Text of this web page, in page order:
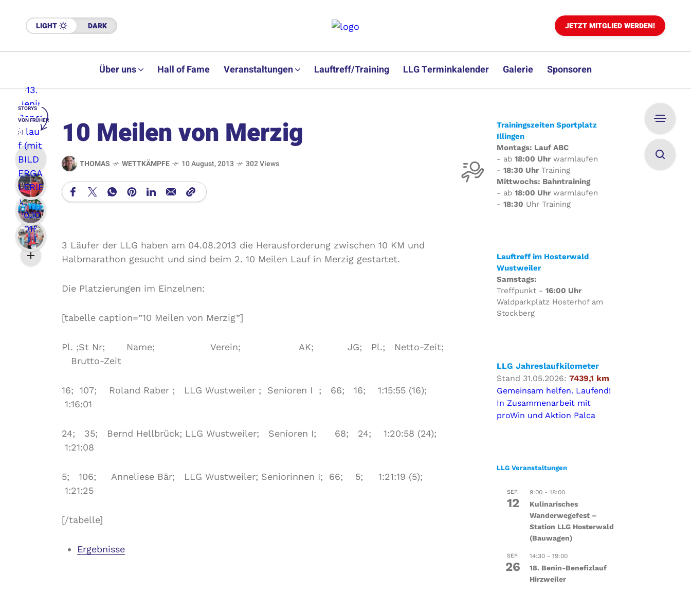
LIGHT DARK JETZT MITGLIED WERDEN!
Über uns Hall of Fame Veranstaltungen Lauftreff/Training LLG Terminkalender Galerie Sponsoren
10 Meilen von Merzig
THOMAS WETTKÄMPFE 10 August, 2013 302 Views
3 Läufer der LLG haben am 04.08.2013 die Herausforderung zwischen 10 KM und
Halbmarathon gesucht und sind beim 2. 10 Meilen Lauf in Merzig gestartet.
Die Platzierungen im Einzelnen:
[tabelle caption=”10 Meilen von Merzig”]
Pl. ;St Nr; Name; Verein; AK; JG; Pl.; Netto-Zeit;
Brutto-Zeit
16; 107; Roland Raber ; LLG Wustweiler ; Senioren I ; 66; 16; 1:15:55 (16);
1:16:01
24; 35; Bernd Hellbrück; LLG Wustweiler; Senioren I; 68; 24; 1:20:58 (24);
1:21:08
5; 106; Anneliese Bär; LLG Wustweiler; Seniorinnen I; 66; 5; 1:21:19 (5);
1:21:25
[/tabelle]
Ergebnisse
Trainingszeiten Sportplatz
Illingen
Montags: Lauf ABC
- ab 18:00 Uhrwarmlaufen
- 18:30 UhrTraining
Mittwochs: Bahntraining
- ab 18:00 Uhrwarmlaufen
- 18:30 Uhr Training
Lauftreff im Hosterwald
Wustweiler
Samstags:
Treffpunkt - 16:00 Uhr
Waldparkplatz Hosterhof am
Stockberg
LLG Jahreslaufkilometer
Stand 31.05.2026: 7439,1 km
Gemeinsam helfen. Laufend!
In Zusammenarbeit mit
proWin und Aktion Palca
LLG Veranstaltungen
SEP.
12
9:00- 18:00
Kulinarisches
Wanderwegefest –
Station LLG Hosterwald
(Bauwagen)
SEP.
26
14:30- 19:00
18. Benin-Benefizlauf
Hirzweiler
STORYS
VON FRÜHER
;-)